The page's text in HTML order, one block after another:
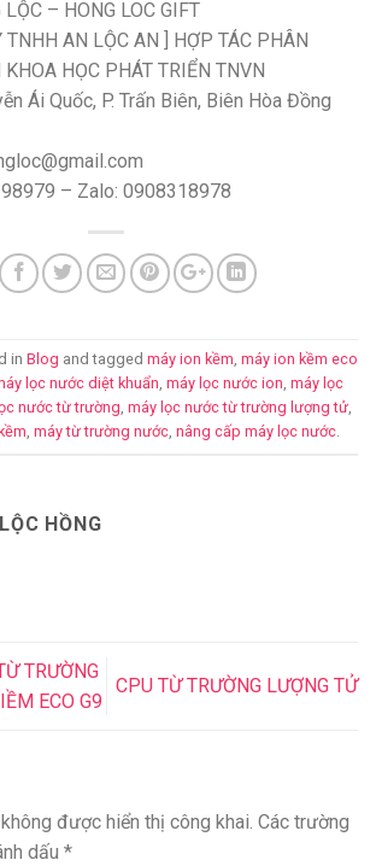
LỘC – HONG LOC GIFT
TNHH AN LỘC AN ] HỢP TÁC PHÂN
HỌC PHÁT TRIỂN TNVN
Ái Quốc, P. Trấn Biên, Biên Hòa Đồng
– Zalo: 0908318978
in Blog and tagged máy ion kềm, máy ion kềm eco
lọc nước diệt khuẩn, máy lọc nước ion, máy lọc
nước từ trường, máy lọc nước từ trường lượng tử,
, máy từ trường nước, nâng cấp máy lọc nước.
LỘC HỒNG
TRƯỜNG
ECO G9
CPU TỪ TRƯỜNG LƯỢNG TỬ
được hiển thị công khai. Các trường
dấu *